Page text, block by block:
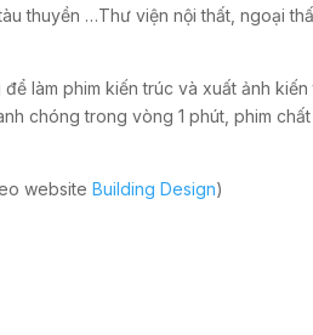
thuyền …Thư viện nội thất, ngoại
làm phim kiến trúc và xuất ảnh
chóng trong vòng 1 phút, phim
websiteBuilding Design)